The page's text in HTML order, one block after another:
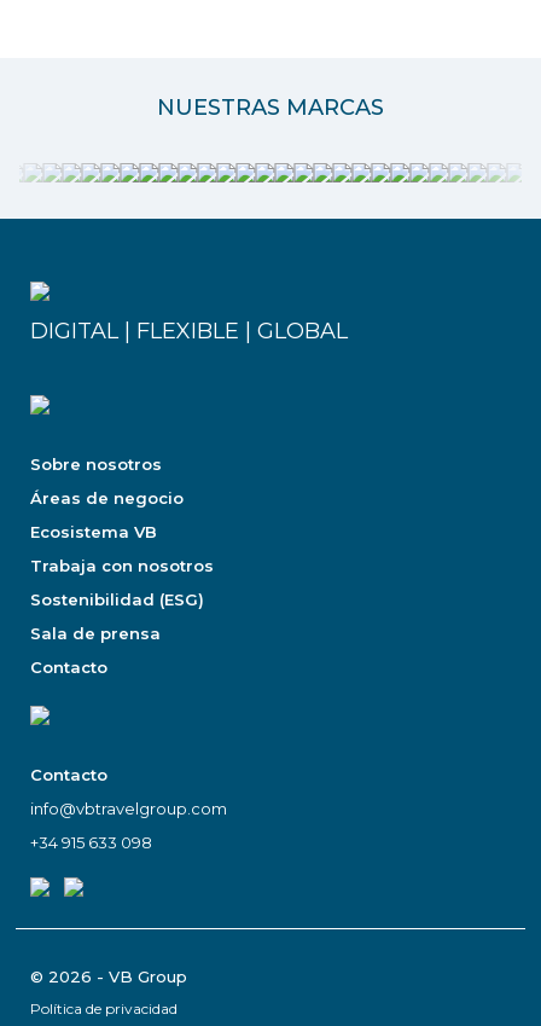
NUESTRAS MARCAS
DIGITAL | FLEXIBLE | GLOBAL
Sobre nosotros
Áreas de negocio
Ecosistema VB
Trabaja con nosotros
Sostenibilidad (ESG)
Sala de prensa
Contacto
Contacto
info@vbtravelgroup.com
+34 915 633 098
© 2026 - VB Group
Política de privacidad